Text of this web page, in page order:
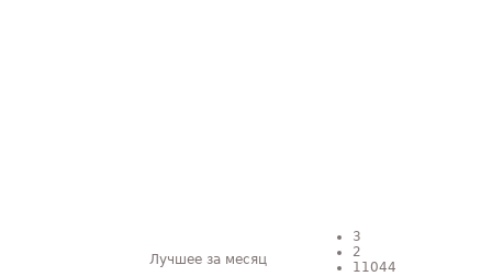
3
2
11044
Лучшее за месяц